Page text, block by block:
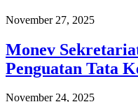
November 27, 2025
Monev
Penguatan Tata
November 24, 2025